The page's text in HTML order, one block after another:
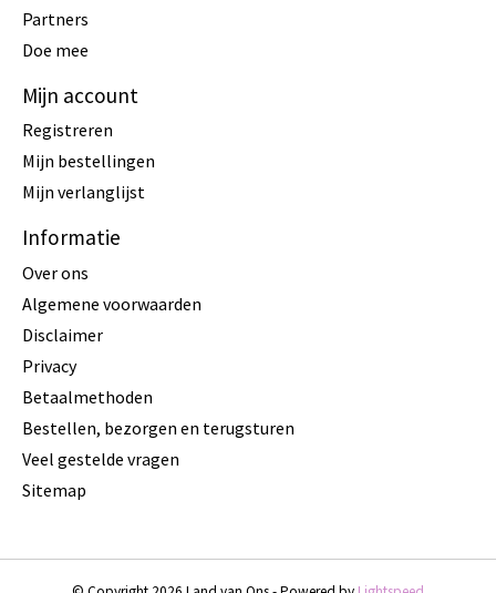
Partners
Doe mee
Mijn account
Registreren
Mijn bestellingen
Mijn verlanglijst
Informatie
Over ons
Algemene voorwaarden
Disclaimer
Privacy
Betaalmethoden
Bestellen, bezorgen en terugsturen
Veel gestelde vragen
Sitemap